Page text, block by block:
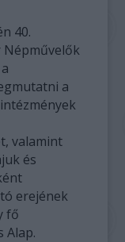
40.
a
valamint
és
erejének
fő
Alap.